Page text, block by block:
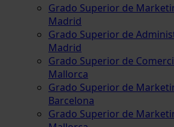
Grado Superior de
Madrid
Grado Superior de
Madrid
Grado Superior de
Mallorca
Grado Superior de
Barcelona
Grado Superior de